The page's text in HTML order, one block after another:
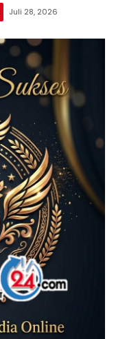
Juli 28, 2026